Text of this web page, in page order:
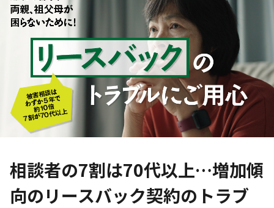
相談者の7割は70代以上…増加傾
向のリースバック契約のトラブ